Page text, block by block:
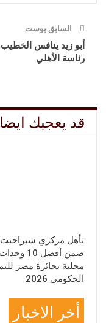
السابق بوست
أبو زيد ينافس
رئاسة الأهلي
قد يعجبك ايضا
تأهل مركزي شبراخيت
ضمن أفضل 10 وحدات
محلية بجائزة مصر
الحكومي 2026
أخر الاخبار